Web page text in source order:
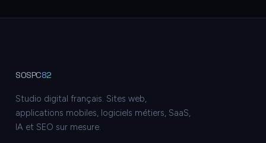
SOSPC82
Studio digital français. Sites web,
applications mobiles, logiciels métiers, SaaS,
IA et SEO sur mesure.